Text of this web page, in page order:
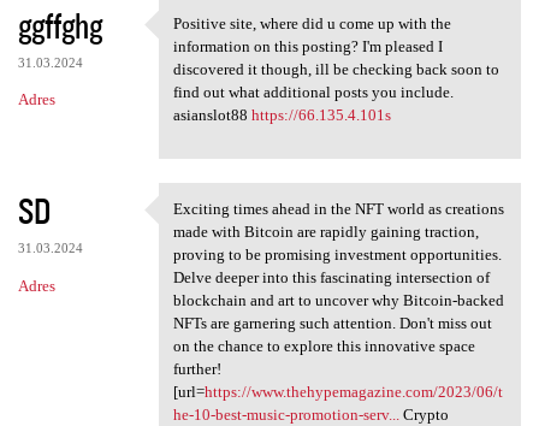
ggffghg
31.03.2024
Adres
Positive site, where did u
Positive site, where did u come up with the
information on this posting? I'm pleased I
discovered it though, ill be checking back soon to
find out what additional posts you include.
asianslot88 https://66.135.4.101s
SD
31.03.2024
Adres
Exciting times ahead in the
Exciting times ahead in the NFT world as creations
made with Bitcoin are rapidly gaining traction,
proving to be promising investment opportunities.
Delve deeper into this fascinating intersection of
blockchain and art to uncover why Bitcoin-backed
NFTs are garnering such attention. Don't miss out
on the chance to explore this innovative space
further!
[url=https://www.thehypemagazine.com/2023/06/t
he-10-best-music-promotion-serv...Crypto